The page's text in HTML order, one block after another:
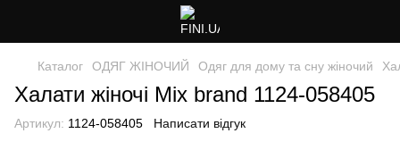
Каталог ОДЯГ ЖІНОЧИЙ Одяг для дому та сну жіночий
Халати жіночі Mix brand 1124-058405
Артикул: 1124-058405 Написати відгук